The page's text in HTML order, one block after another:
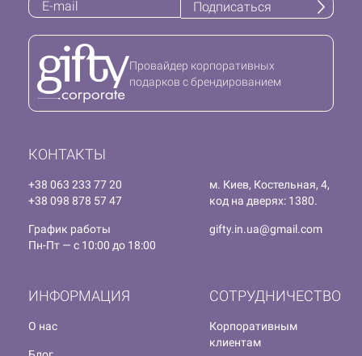
КОНТАКТЫ
+38 063 233 77 20
+38 098 878 57 47
м. Киев, Костельная, 4,
код на дверях: 1380.
График работы
Пн-Пт — с 10:00 до 18:00
gifty.in.ua@gmail.com
СОТРУДНИЧЕСТВО
Корпоративным
клиентам
ИНФОРМАЦИЯ
О нас
Подписаться
Провайдер корпоративных
подарков с брендированием